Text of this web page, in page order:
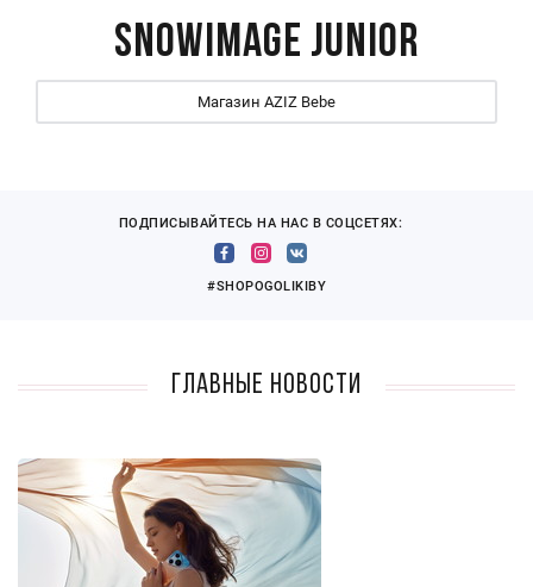
Snowimage junior
Магазин AZIZ Bebe
ПОДПИСЫВАЙТЕСЬ НА НАС В СОЦСЕТЯХ:
#SHOPOGOLIKIBY
Главные новости